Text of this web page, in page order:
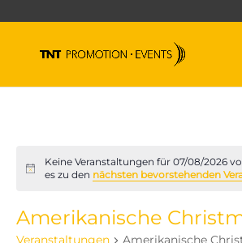
Hinweis
Keine Veranstaltungen für 07/08/2026
es zu den nächsten bevorstehenden
Amerikanische
Veranstaltungen Amerikanische